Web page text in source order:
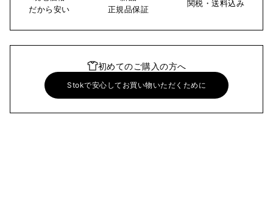
だから安い
正規品保証
関税・送料込み
初めてのご購入の方へ
Stokで安心してお買い物いただくために